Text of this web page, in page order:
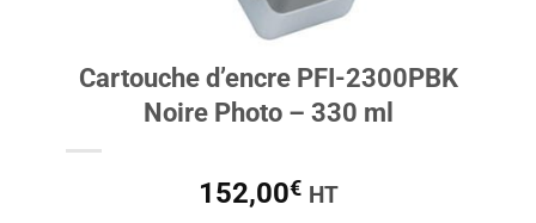
Cartouche d’encre PFI-2300PBK
Noire Photo – 330 ml
152,00€ HT